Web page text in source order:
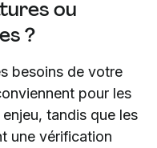
ou
?
besoins de votre
pour les
tandis que les
une vérification